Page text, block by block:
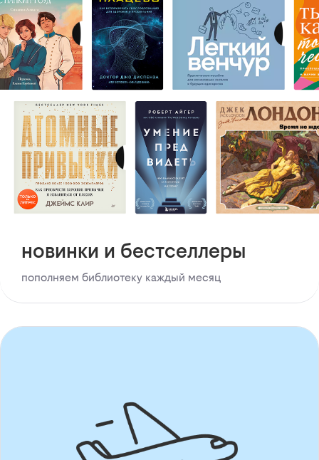
новинки и бестселлеры
пополняем библиотеку каждый месяц